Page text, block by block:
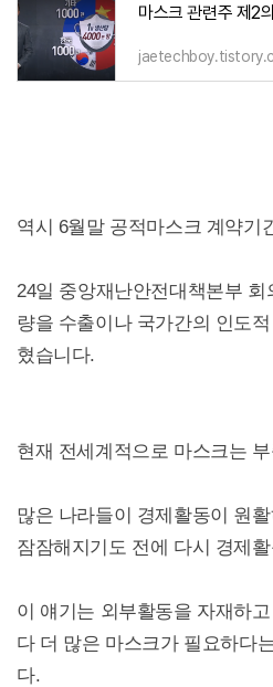
마스크 관련주 제2
역시 6월말 공적마스크 계약기
24일 중앙재난안전대책본부
량을 수출이나 국가간의 인도
혔습니다.
현재 전세계적으로 마스크는
많은 나라들이 경제활동이 원
잠잠해지기도 전에 다시 경제
이 얘기는 외부활동을 자재하
다 더 많은 마스크가 필요하다
다.